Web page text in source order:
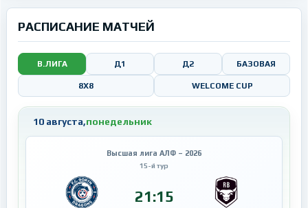
РАСПИСАНИЕ МАТЧЕЙ
В.ЛИГА Д1 Д2 БАЗОВАЯ
8X8 WELCOME CUP
10 августа,понедельник
Высшая лига АЛФ – 2026
15-й тур
21:15